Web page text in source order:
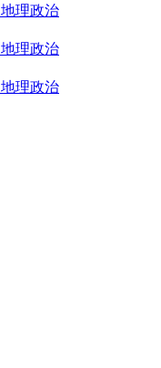
‌地理‌‌政治‌
‌地理‌‌政治‌
‌地理‌政治